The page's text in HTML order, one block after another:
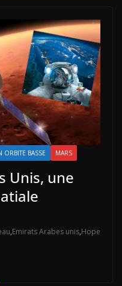
ORBITE BASSE MARS
Unis, une
,Emirats Arabes unis,Hope